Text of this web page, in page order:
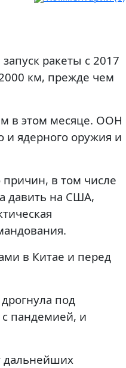
ракеты с 2017
км, прежде чем
в этом месяце. ООН
и ядерного оружия и
причин, в том числе
давить на США,
в Китае и перед
под
пандемией, и
дальнейших